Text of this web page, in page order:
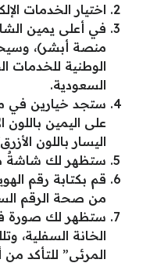
اختيار الخدمات
في أعلى يمين
منصة أبشر)،
الوطنية للخدمات
السعودية.
ستجد خيارين في
على اليمين
اليسار باللون
ستظهر لك شاشةٌ
قم بكتابة رقم
من صحة الرقم
ستظهر لك صورة
الخانة السفلية،
المرئي” للتأكد